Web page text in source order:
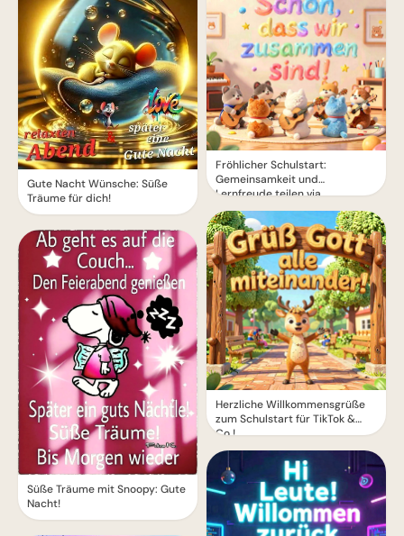
Gute Nacht Wünsche: Süße
Träume für dich!
Süße Träume mit Snoopy: Gute
Nacht!
Fröhlicher Schulstart:
Gemeinsamkeit und
Lernfreude teilen via
WhatsApp!
Herzliche Willkommensgrüße
zum Schulstart für TikTok &
Co.!